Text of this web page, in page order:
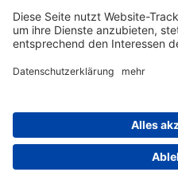
Bestellung widerrufen
Mein konto
Zahlungsmöglichkeiten